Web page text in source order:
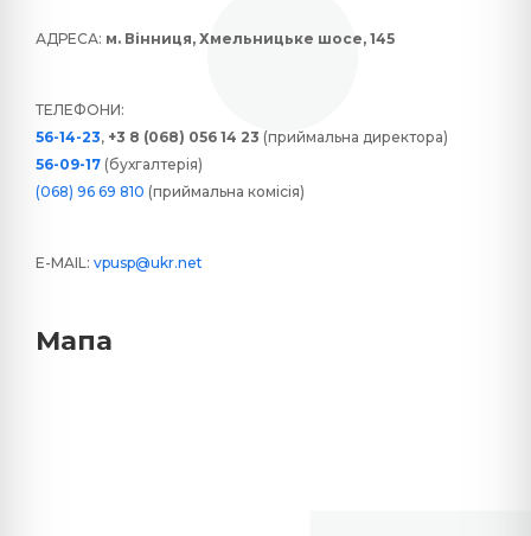
АДРЕСА: м. Вінниця, Хмельницьке шосе, 145
ТЕЛЕФОНИ:
56-14-23, +3 8 (068) 056 14 23 (приймальна директора)
56-09-17 (бухгалтерія)
(068) 96 69 810 (приймальна комісія)
E-MAIL: vpusp@ukr.net
Мапа